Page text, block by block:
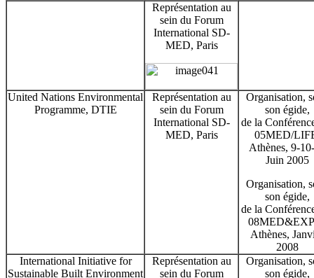
Représentation au
sein du Forum
International SD-
MED, Paris
United Nations Environmental
Programme, DTIE
Représentation au
sein du Forum
International SD-
MED, Paris
Organisation,
son égide,
de la
05MED/
Athènes, 9-
Juin 2005
Organisation,
son égide,
de la
Athènes,
2008
International Initiative for
Sustainable Built Environment
Représentation au
sein du Forum
Organisation,
son égide,